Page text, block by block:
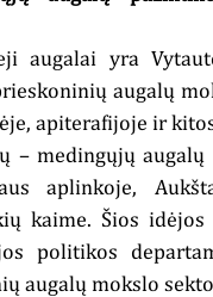
augalai yra
augalų
apiterafijoje ir
– medingųjų
aplinkoje,
kaime. Šios
politikos
augalų mokslo